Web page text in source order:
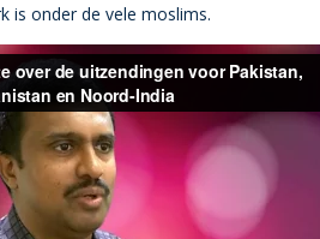
is onder de vele moslims.